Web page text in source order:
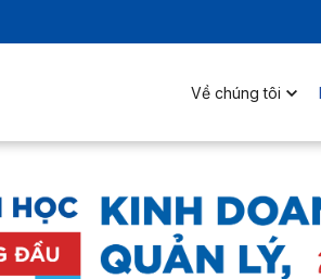
Về chúng tôi